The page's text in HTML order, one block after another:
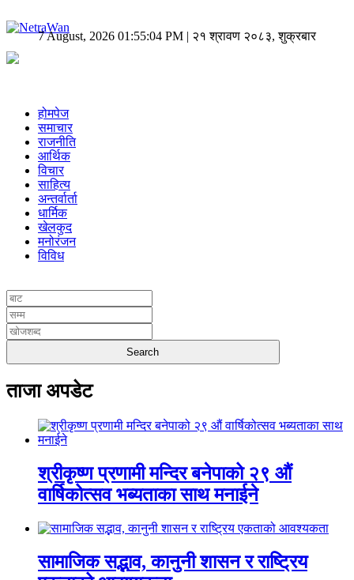
7 August, 2026 01:55:04 PM | २१ श्रावण २०८३, शुक्रबार
होमपेज
समाचार
राजनीति
आर्थिक
विचार
साहित्य
अन्तर्वार्ता
धार्मिक
खेलकुद
मनोरंजन
विविध
ताजा अपडेट
श्रीकृष्ण प्रणामी मन्दिर बनेपाको २९ औं
वार्षिकोत्सव भब्यताका साथ मनाईने
सामाजिक सद्भाव, कानुनी शासन र राष्ट्रिय